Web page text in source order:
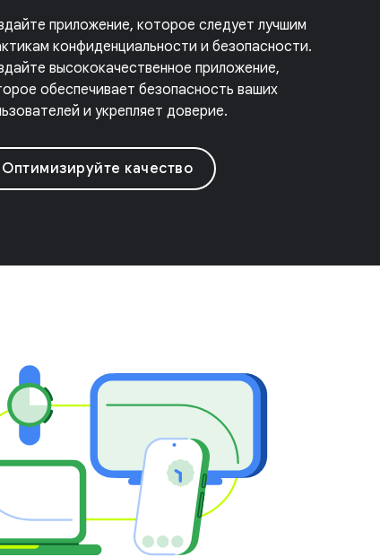
приложение, которое следует лучшим
конфиденциальности и безопасности.
высококачественное приложение,
обеспечивает безопасность ваших
и укрепляет доверие.
Оптимизируйте качество